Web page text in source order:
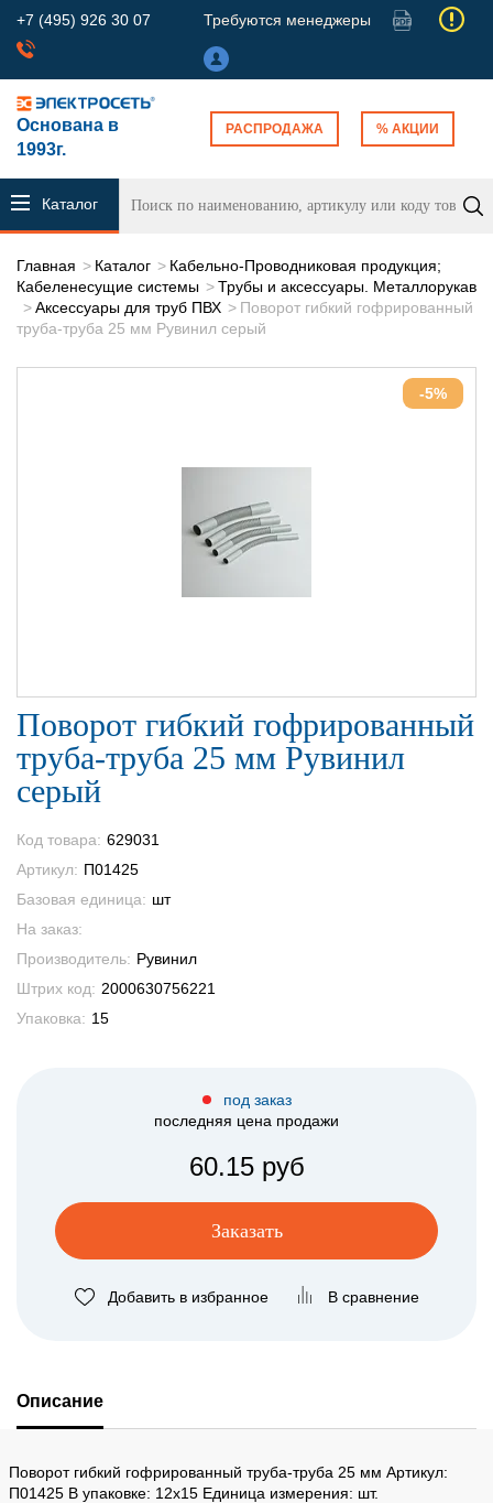
+7 (495) 926 30 07 Требуются менеджеры
Основана в
1993г.
РАСПРОДАЖА % АКЦИИ
Каталог
Главная Каталог
Кабельно-Проводниковая продукция;
Кабеленесущие системы
Трубы и аксессуары. Металлорукав
Аксессуары для труб ПВХ
Поворот гибкий гофрированный
труба-труба 25 мм Рувинил серый
-5%
Поворот гибкий гофрированный
труба-труба 25 мм Рувинил
серый
Код товара: 629031
Артикул: П01425
Базовая единица: шт
На заказ:
Производитель: Рувинил
Штрих код: 2000630756221
Упаковка: 15
под заказ
последняя цена продажи
60.15 руб
Заказать
Добавить в избранное В сравнение
Описание
Поворот гибкий гофрированный труба-труба 25 мм Артикул:
П01425 В упаковке: 12х15 Единица измерения: шт.